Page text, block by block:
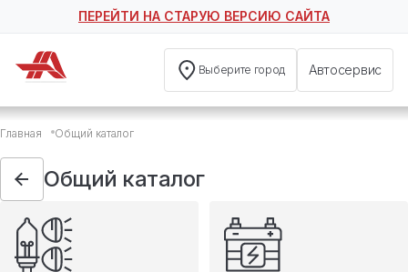
ПЕРЕЙТИ НА СТАРУЮ ВЕРСИЮ САЙТА
Выберите город Автосервис
Общий каталог
Автосвет
Автотовары
Запчасти
Масла и технические жидкости
Мототовары
Туризм
Главная Общий каталог
Общий каталог